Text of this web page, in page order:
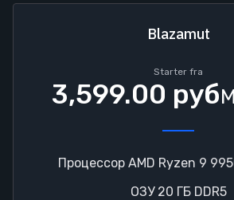
Blazamut
Starter fra
3,599.00 руб
Процессор AMD Ryzen 9
ОЗУ 20 ГБ DDR5